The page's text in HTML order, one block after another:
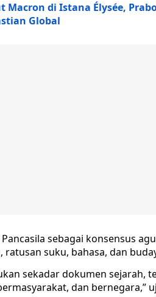
Macron di Istana Élysée,
Global
sebagai konsensus
ratusan suku, bahasa, dan
sekadar dokumen
dan bernegara,”